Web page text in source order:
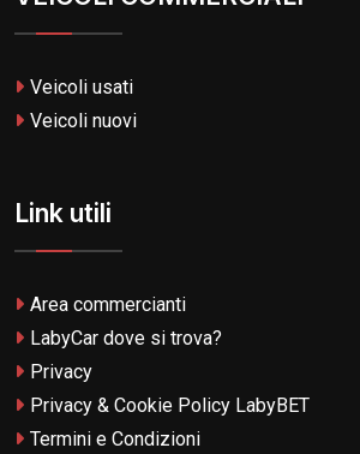
Veicoli usati
Veicoli nuovi
Link utili
Area commercianti
LabyCar dove si trova?
Privacy
Privacy & Cookie Policy LabyBET
Termini e Condizioni